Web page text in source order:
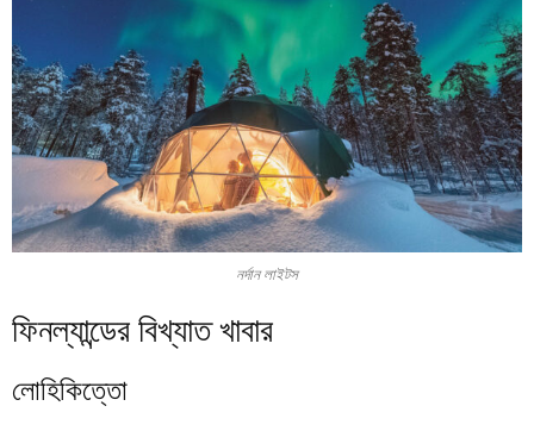
নর্দান লাইটস
ফিনল্যান্ডের বিখ্যাত খাবার
লোহিকিত্তো